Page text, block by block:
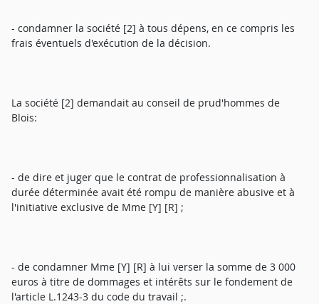
- condamner la société [2] à tous dépens, en ce compris les
frais éventuels d'exécution de la décision.
La société [2] demandait au conseil de prud'hommes de
Blois:
- de dire et juger que le contrat de professionnalisation à
durée déterminée avait été rompu de manière abusive et à
l'initiative exclusive de Mme [Y] [R] ;
- de condamner Mme [Y] [R] à lui verser la somme de 3 000
euros à titre de dommages et intérêts sur le fondement de
l'article L.1243-3 du code du travail ;.